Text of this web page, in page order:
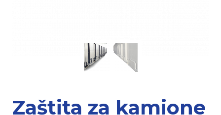
Zaštita za kamione